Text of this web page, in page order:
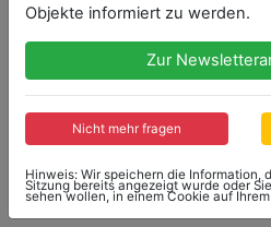
8 Seiten beidseitig bedruckt,
Gebrauchsspuren, ansonsten
Startpreis: 5,00 €
Startpreis
5,00 €
Objekte informiert zu werden.
Zur
Nicht mehr fragen
Hinweis: Wir speichern die Information,
Sitzung bereits angezeigt wurde oder
sehen wollen, in einem Cookie auf